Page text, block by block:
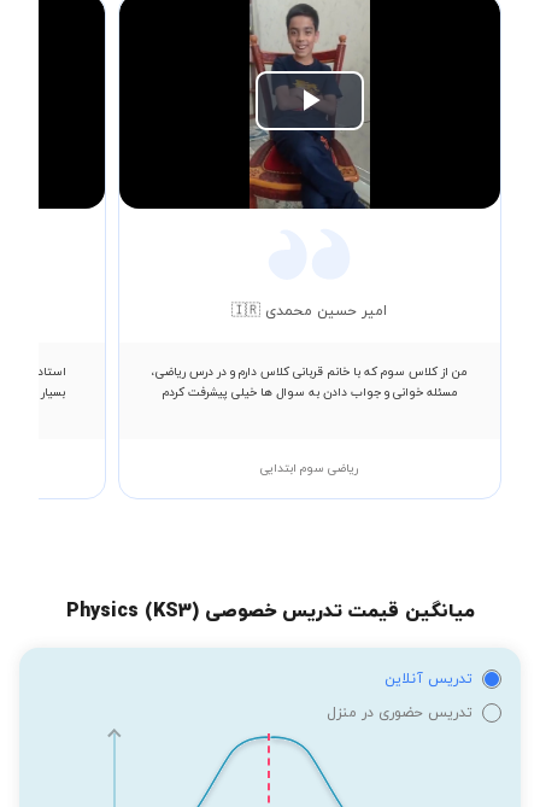
Play
Video
امیر حسین محمدی 🇮🇷
من از کلاس سوم که با خانم قربانی کلاس دارم و در درس ریاضی،
مسئله خوانی و جواب دادن به سوال ها خیلی پیشرفت کردم
ریاضی سوم ابتدایی
استاد
بسیار لذت
میانگین قیمت تدریس خصوصی Physics (KS3)
تدریس آنلاین
تدریس حضوری در منزل